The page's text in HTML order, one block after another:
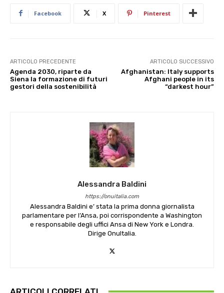
Facebook X Pinterest
ARTICOLO PRECEDENTE
Agenda 2030, riparte da
Siena la formazione di futuri
gestori della sostenibilità
ARTICOLO SUCCESSIVO
Afghanistan: Italy supports
Afghani people in its
“darkest hour”
Alessandra Baldini
https://onuitalia.com
Alessandra Baldini e’ stata la prima donna giornalista
parlamentare per l’Ansa, poi corrispondente a Washington
e responsabile degli uffici Ansa di New York e Londra.
Dirige OnuItalia.